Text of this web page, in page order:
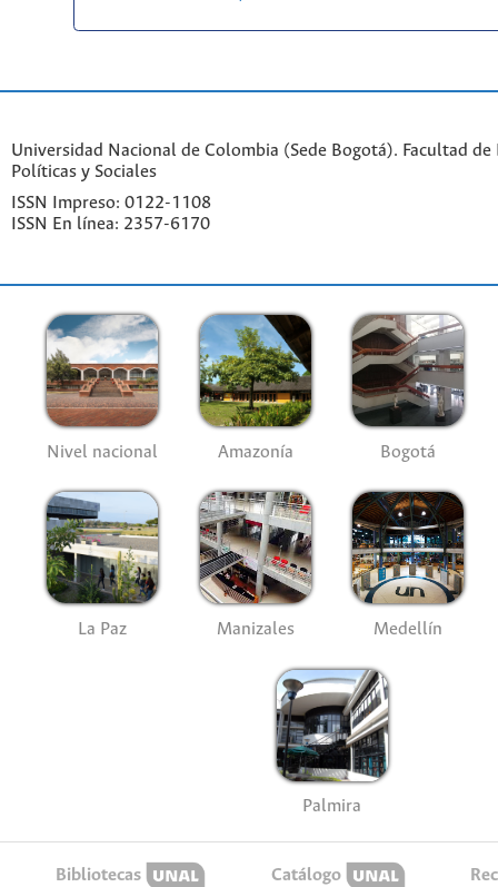
Universidad Nacional de Colombia (Sede Bogotá). Facultad de
Políticas y Sociales
ISSN Impreso: 0122-1108
ISSN En línea: 2357-6170
Nivel nacional Amazonía Bogotá
La Paz Manizales Medellín
Palmira
Bibliotecas Catálogo